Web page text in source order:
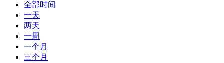
全部时间
一天
两天
一周
一个月
三个月